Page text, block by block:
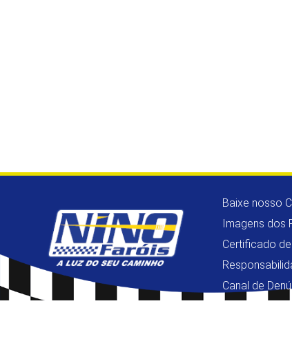
Baixe nosso
Imagens dos
Certificado
Canal de